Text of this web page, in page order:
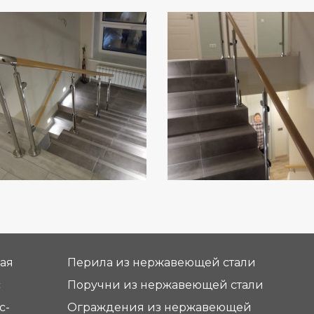
Перила из нержавеющей стали
Поручни из нержавеющей стали
Ограждения из нержавеющей